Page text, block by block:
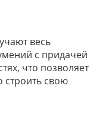
весь
с придачей
что позволяет
строить свою